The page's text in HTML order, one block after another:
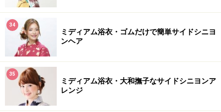
34
ミディアム浴衣・ゴムだけで簡単サイドシニヨ
ンヘア
35
ミディアム浴衣・大和撫子なサイドシニヨンア
レンジ